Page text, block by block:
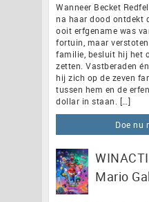
Wanneer Becket
na haar dood ontdekt
ooit erfgename was
fortuin, maar
familie, besluit hij het
zetten. Vastberaden
hij zich op de zeven
tussen hem en de
dollar in staan. […]
Doe nu
Mario